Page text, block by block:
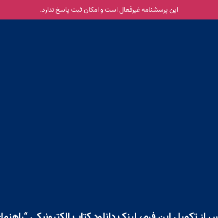
این پرسشنامه غیر‌فعال است و امکان ثبت پاسخ ندارد.